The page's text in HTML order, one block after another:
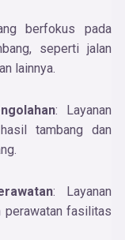
berfokus pada
seperti jalan
lainnya.
: Layanan
tambang dan
: Layanan
perawatan fasilitas